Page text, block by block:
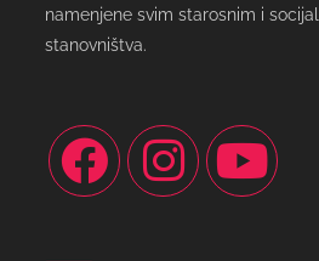
namenjene svim starosnim i
stanovništva.